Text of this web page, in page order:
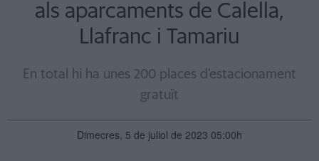
als aparcaments de Calella,
Llafranc i Tamariu
En total hi ha unes 200 places d'estacionament
gratuït
Dimecres, 5 de juliol de 2023 05:00h